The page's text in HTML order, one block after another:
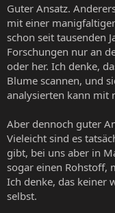
Guter Ansatz.
mit einer
schon seit tausenden
Forschungen nur an
oder her. Ich denke,
Blume scannen, und
analysierten kann mit
Aber dennoch guter
Vieleicht sind es
gibt, bei uns aber in
sogar einen Rohstoff,
Ich denke, das keiner
selbst.